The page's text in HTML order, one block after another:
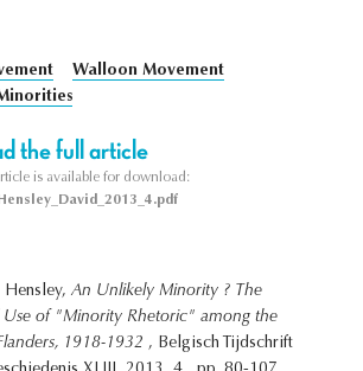
Walloon Movement
the full article
is available for download:
Hensley, An Unlikely Minority ? The
of "Minority Rhetoric" among the
1918-1932 , Belgisch Tijdschrift